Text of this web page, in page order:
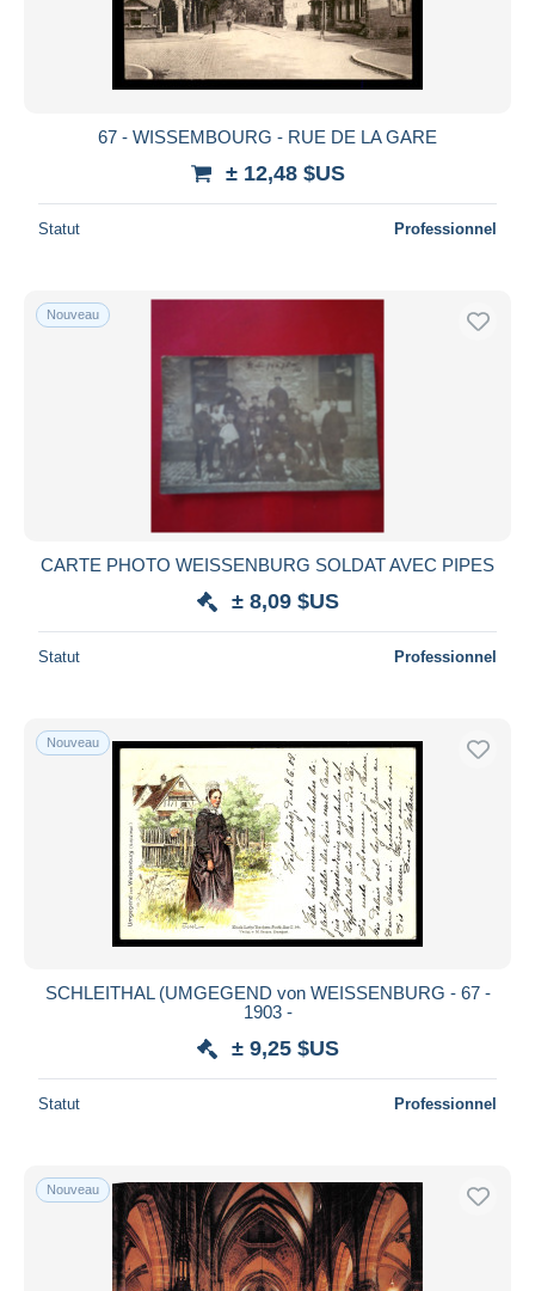
67 - WISSEMBOURG - RUE DE LA GARE
± 12,48 $US
Statut Professionnel
Nouveau
CARTE PHOTO WEISSENBURG SOLDAT AVEC PIPES
± 8,09 $US
Statut Professionnel
Nouveau
SCHLEITHAL (UMGEGEND von WEISSENBURG - 67 -
1903 -
± 9,25 $US
Statut Professionnel
Nouveau